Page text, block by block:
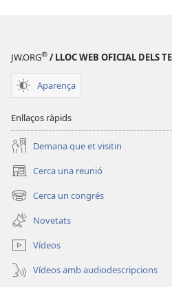
JW.ORG® / LLOC WEB OFICIAL DELS
Aparença
Enllaços ràpids
Demana que et visitin
Cerca una reunió
(obre
una
finestra
nova)
Cerca un congrés
(obre
una
finestra
nova)
Novetats
Vídeos
Vídeos amb audiodescripcions